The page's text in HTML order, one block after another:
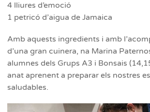
4 lliures d’emoció
1 petricó d’aigua de Jamaica
Amb aquests ingredients i amb
d’una gran cuinera, na Marina
alumnes dels Grups A3 i Bonsais
anat aprenent a preparar els nostres
saludables.